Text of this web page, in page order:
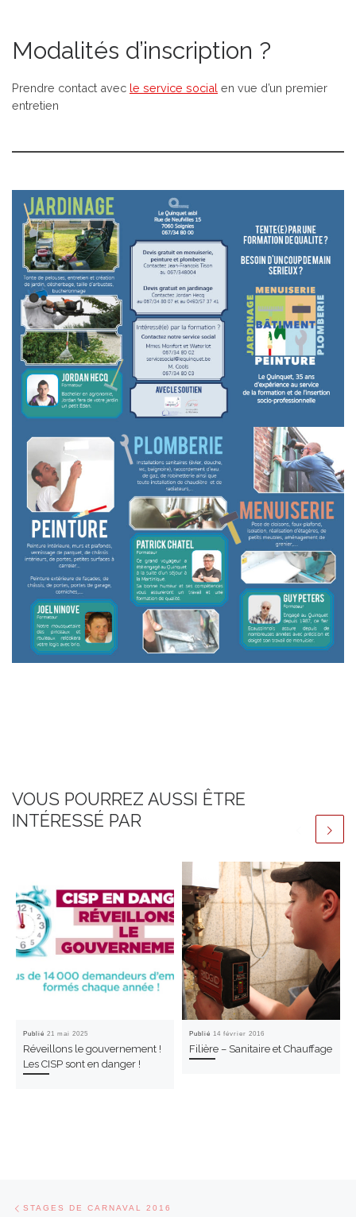
Modalités d’inscription ?
Prendre contact avec le service social en vue d’un premier
entretien
VOUS POURREZ AUSSI ÊTRE
INTÉRESSÉ PAR
Publié21 mai 2025
Réveillons le gouvernement !
Les CISP sont en danger !
Publié14 février 2016
Filière – Sanitaire et Chauffage
Parcourir les articles
STAGES DE CARNAVAL 2016